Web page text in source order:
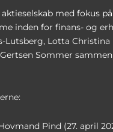
med fokus
inden for finans- og
Lutsberg, Lotta
Sommer
Pind (27. april